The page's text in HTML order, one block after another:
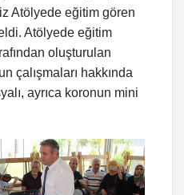
Atölyede eğitim gören
Atölyede eğitim
oluşturulan
çalışmaları hakkında
ayrıca koronun mini